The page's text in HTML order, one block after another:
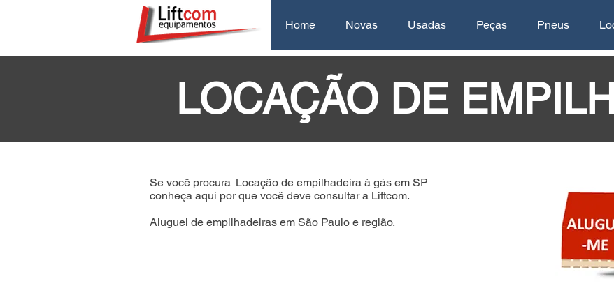
Home Novas Usadas Peças Pneus
LOCAÇÃO DE
Se você procura
conheça aqui por que você deve consultar a Liftcom.
Aluguel de empilhadeiras em São Paulo e região.
Locação de empilhadeira à gás em SP